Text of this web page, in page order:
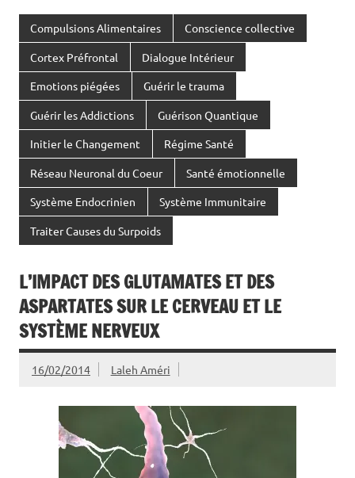
Compulsions Alimentaires Conscience collective
Cortex Préfrontal Dialogue Intérieur
Emotions piégées Guérir le trauma
Guérir les Addictions Guérison Quantique
Initier le Changement Régime Santé
Réseau Neuronal du Coeur Santé émotionnelle
Système Endocrinien Système Immunitaire
Traiter Causes du Surpoids
L’IMPACT DES GLUTAMATES ET DES
ASPARTATES SUR LE CERVEAU ET LE
SYSTÈME NERVEUX
16/02/2014 Laleh Améri